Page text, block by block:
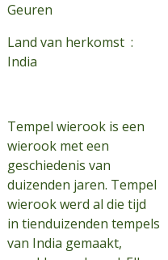
Geuren
Land van herkomst :
India
Tempel wierook is een
wierook met een
geschiedenis van
duizenden jaren. Tempel
wierook werd al die tijd
in tienduizenden tempels
van India gemaakt,